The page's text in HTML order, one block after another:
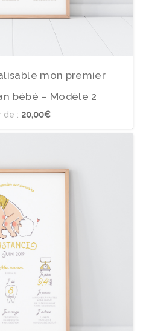
mon premier
bébé – Modèle 2
de : 20,00€